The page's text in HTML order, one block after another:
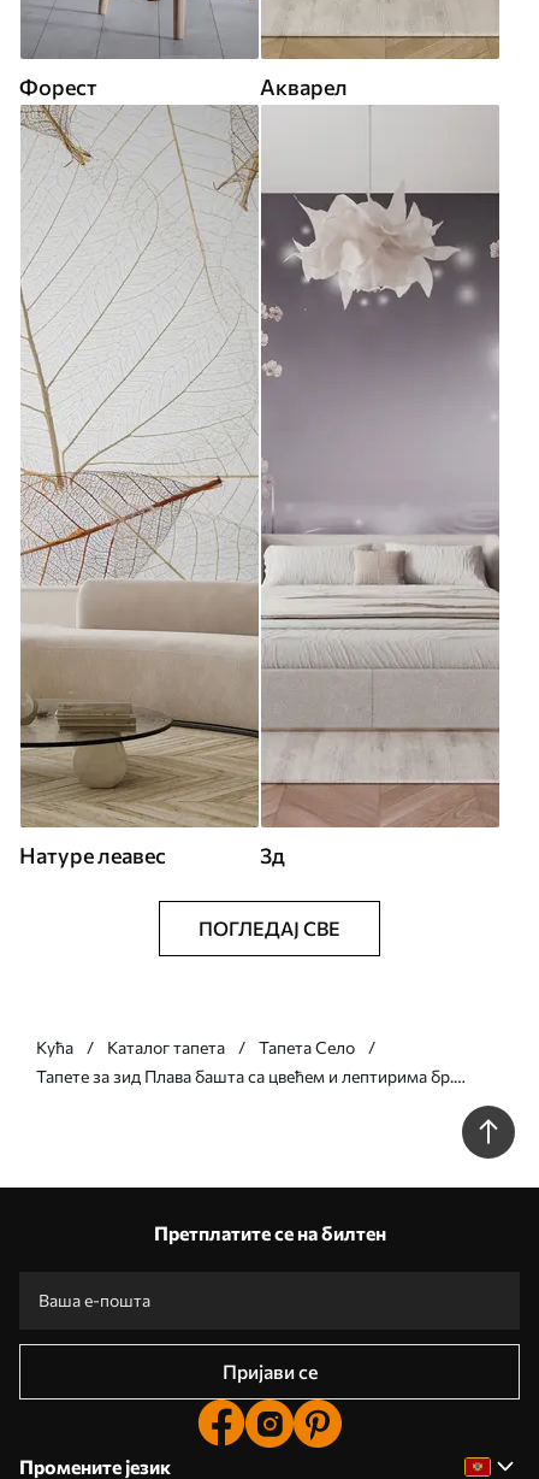
Форест Акварел
Натуре леавес 3д
ПОГЛЕДАЈ СВЕ
Кућа Каталог тапета
Тапета Село
Тапете за зид Плава башта са цвећем и лептирима бр.
Претплатите се на билтен
Пријави се
Промените језик